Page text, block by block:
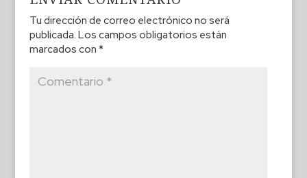
Tu dirección de correo electrónico no será
publicada. Los campos obligatorios están
marcados con *